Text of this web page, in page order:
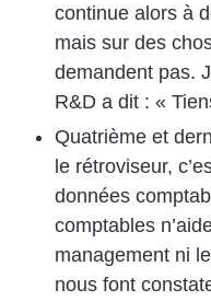
continue alors à
mais sur des
demandent pas.
R&D a dit : «
Quatrième et
le rétroviseur,
données
comptables
management ni
nous font